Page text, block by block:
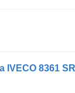
IVECO 8361